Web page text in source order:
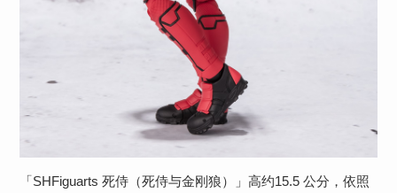
「SHFiguarts 死侍（死侍与金刚狼）」高约15.5 公分，依照